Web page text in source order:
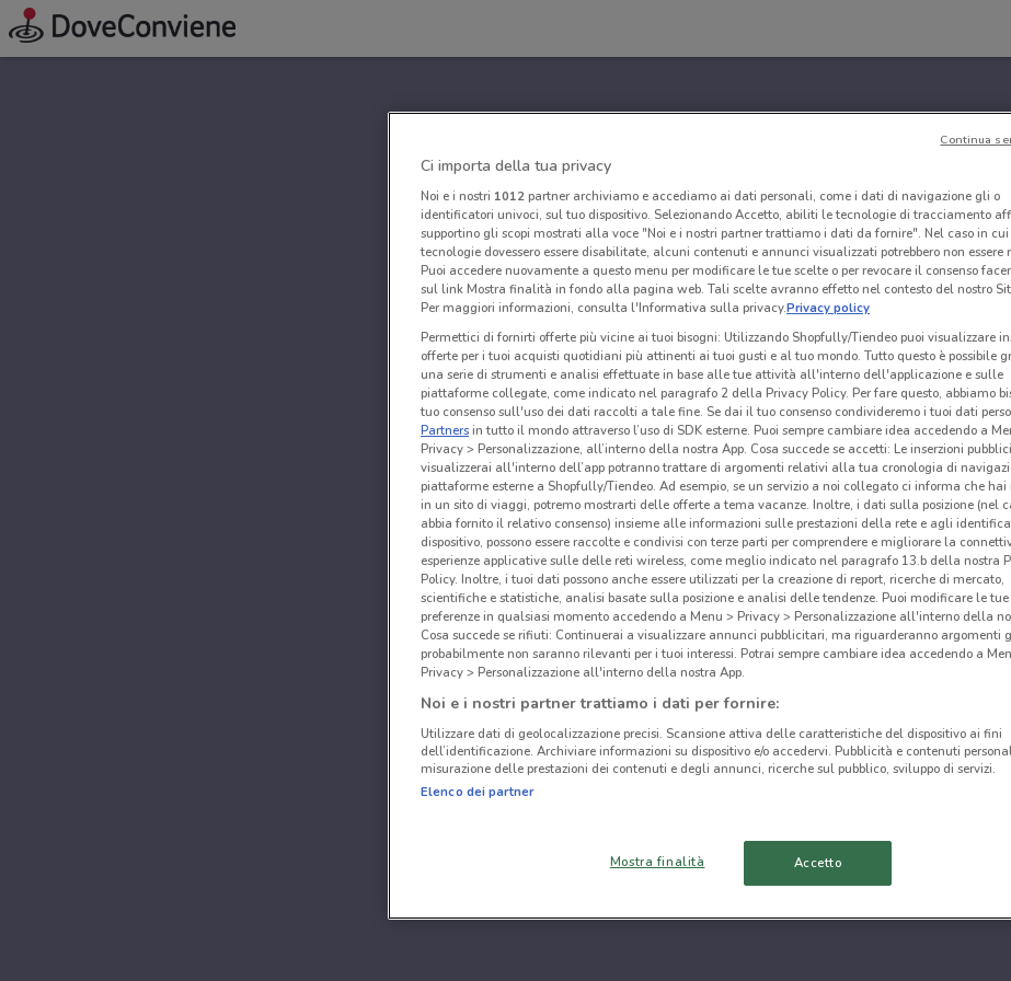
Ci importa della tua privacy
Noi e i nostri 1012partner archiviamo e accediamo ai dati personali, come i dati di navigazione gli o
identificatori univoci, sul tuo dispositivo. Selezionando Accetto, abiliti le tecnologie di tracciamento
supportino gli scopi mostrati alla voce "Noi e i nostri partner trattiamo i dati da fornire". Nel caso in cui
tecnologie dovessero essere disabilitate, alcuni contenuti e annunci visualizzati potrebbero non essere
Puoi accedere nuovamente a questo menu per modificare le tue scelte o per revocare il consenso
sul link Mostra finalità in fondo alla pagina web. Tali scelte avranno effetto nel contesto del nostro
Per maggiori informazioni, consulta l'Informativa sulla privacy.Privacy policy
Permettici di fornirti offerte più vicine ai tuoi bisogni: Utilizzando Shopfully/Tiendeo puoi visualizzare
offerte per i tuoi acquisti quotidiani più attinenti ai tuoi gusti e al tuo mondo. Tutto questo è possibile
una serie di strumenti e analisi effettuate in base alle tue attività all'interno dell'applicazione e sulle
piattaforme collegate, come indicato nel paragrafo 2 della Privacy Policy. Per fare questo, abbiamo
tuo consenso sull'uso dei dati raccolti a tale fine. Se dai il tuo consenso condivideremo i tuoi dati
Partnersin tutto il mondo attraverso l’uso di SDK esterne. Puoi sempre cambiare idea accedendo a
Privacy > Personalizzazione, all’interno della nostra App. Cosa succede se accetti: Le inserzioni
visualizzerai all'interno dell’app potranno trattare di argomenti relativi alla tua cronologia di
piattaforme esterne a Shopfully/Tiendeo. Ad esempio, se un servizio a noi collegato ci informa che
in un sito di viaggi, potremo mostrarti delle offerte a tema vacanze. Inoltre, i dati sulla posizione (nel
abbia fornito il relativo consenso) insieme alle informazioni sulle prestazioni della rete e agli
dispositivo, possono essere raccolte e condivisi con terze parti per comprendere e migliorare la
esperienze applicative sulle delle reti wireless, come meglio indicato nel paragrafo 13.b della nostra
Policy. Inoltre, i tuoi dati possono anche essere utilizzati per la creazione di report, ricerche di mercato,
scientifiche e statistiche, analisi basate sulla posizione e analisi delle tendenze. Puoi modificare le tue
preferenze in qualsiasi momento accedendo a Menu > Privacy > Personalizzazione all'interno della
Cosa succede se rifiuti: Continuerai a visualizzare annunci pubblicitari, ma riguarderanno argomenti
probabilmente non saranno rilevanti per i tuoi interessi. Potrai sempre cambiare idea accedendo a
Privacy > Personalizzazione all'interno della nostra App.
Noi e i nostri partner trattiamo i dati per fornire:
Utilizzare dati di geolocalizzazione precisi. Scansione attiva delle caratteristiche del dispositivo ai fini
dell’identificazione. Archiviare informazioni su dispositivo e/o accedervi. Pubblicità e contenuti
misurazione delle prestazioni dei contenuti e degli annunci, ricerche sul pubblico, sviluppo di servizi.
Elenco dei partner
Mostra finalità Accetto
Continua